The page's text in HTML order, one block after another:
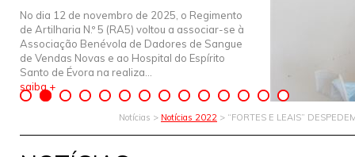
No dia 12 de novembro de 2025, o Regimento
de Artilharia N.º 5 (RA5) voltou a associar-se à
Associação Benévola de Dadores de Sangue
de Vendas Novas e ao Hospital do Espírito
Santo de Évora na realiza...
saiba +
Notícias > Notícias 2022 > “FORTES E LEAIS”